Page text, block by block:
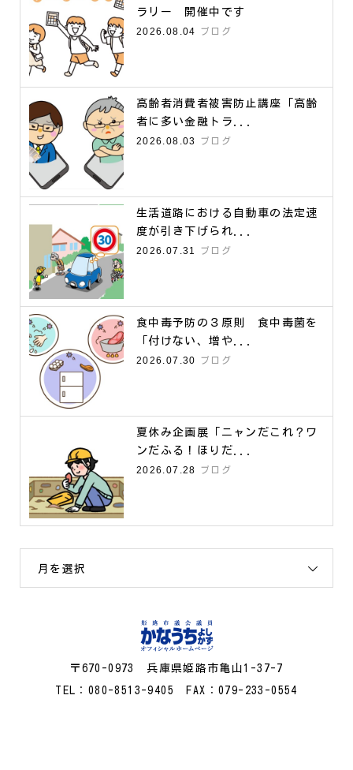
ラリー 開催中です
2026.08.04
ブログ
高齢者消費者被害防止講座「高齢
者に多い金融トラ...
2026.08.03
ブログ
生活道路における自動車の法定速
度が引き下げられ...
2026.07.31
ブログ
食中毒予防の３原則 食中毒菌を
「付けない、増や...
2026.07.30
ブログ
夏休み企画展「ニャンだこれ？ワ
ンだふる！ほりだ...
2026.07.28
ブログ
月を選択
〒670-0973 兵庫県姫路市亀山1-37-7
TEL：080-8513-9405 FAX：079-233-0554